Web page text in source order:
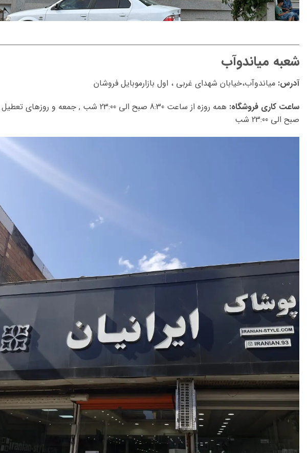
شعبه میاندوآب
آدرس: میاندوآب،خیابان شهدای غربی ، اول بازارموبایل فروشان
ساعت کاری فروشگاه:
صبح الی 23:00 شب